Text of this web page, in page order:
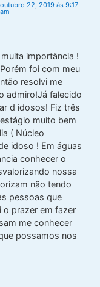
outubro 22, 2019 às 9:17
am
importância !
foi com meu
resolvi me
admiro!Já falecido
d idosos! Fiz três
muito bem
( Núcleo
idoso ! Em águas
conhecer o
nossa
não tendo
pessoas que
o prazer em fazer
me conhecer
possamos nos